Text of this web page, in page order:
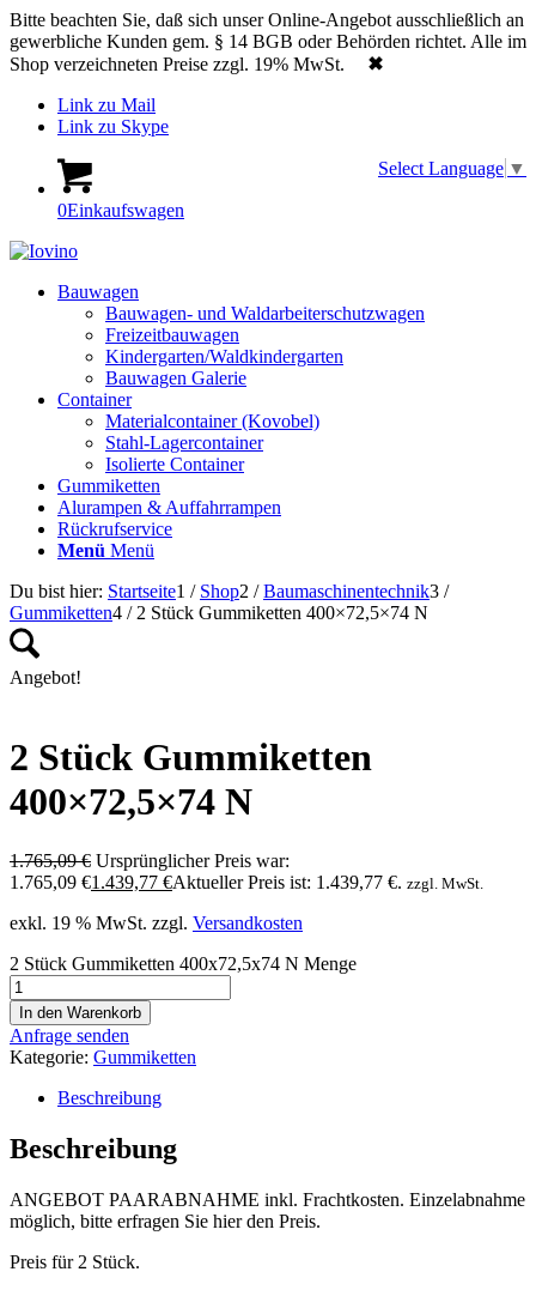
Bitte beachten Sie, daß sich unser Online-Angebot ausschließlich an
gewerbliche Kunden gem. § 14 BGB oder Behörden richtet. Alle im
Shop verzeichneten Preise zzgl. 19% MwSt.
✖
Link zu Mail
Link zu Skype
Select Language ▼
0Einkaufswagen
Bauwagen
Bauwagen- und Waldarbeiterschutzwagen
Freizeitbauwagen
Kindergarten/Waldkindergarten
Bauwagen Galerie
Container
Materialcontainer (Kovobel)
Stahl-Lagercontainer
Isolierte Container
Gummiketten
Alurampen & Auffahrrampen
Rückrufservice
Menü Menü
Du bist hier: Startseite1 / Shop2 / Baumaschinentechnik3 /
Gummiketten4 / 2 Stück Gummiketten 400×72,5×74 N
Angebot!
2 Stück Gummiketten
400×72,5×74 N
1.765,09€ Ursprünglicher Preis war:
1.765,09 €1.439,77 €Aktueller Preis ist: 1.439,77 €. zzgl. MwSt.
exkl. 19 % MwSt. zzgl. Versandkosten
2 Stück Gummiketten 400x72,5x74 N Menge
In den Warenkorb
Anfrage senden
Kategorie: Gummiketten
Beschreibung
Beschreibung
ANGEBOT PAARABNAHME inkl. Frachtkosten. Einzelabnahme
möglich, bitte erfragen Sie hier den Preis.
Preis für 2 Stück.